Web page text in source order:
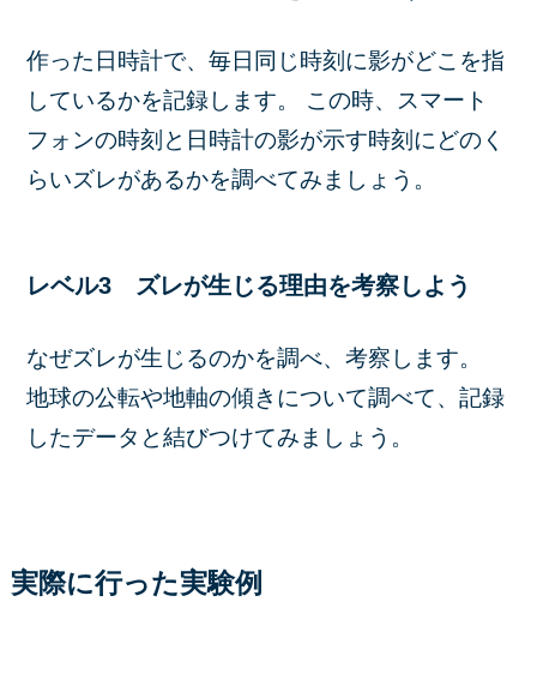
作った日時計で、毎日同じ時刻に影がどこを指
しているかを記録します。 この時、スマート
フォンの時刻と日時計の影が示す時刻にどのく
らいズレがあるかを調べてみましょう。
レベル3 ズレが生じる理由を考察しよう
なぜズレが生じるのかを調べ、考察します。
地球の公転や地軸の傾きについて調べて、記録
したデータと結びつけてみましょう。
実際に行った実験例